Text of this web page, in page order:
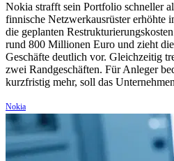
Nokia strafft sein Portfolio schneller
finnische Netzwerkausrüster erhöhte
die geplanten
rund 800 Millionen Euro und zieht
Geschäfte deutlich vor. Gleichzeitig
zwei Randgeschäften. Für Anleger
kurzfristig mehr, soll das
Nokia